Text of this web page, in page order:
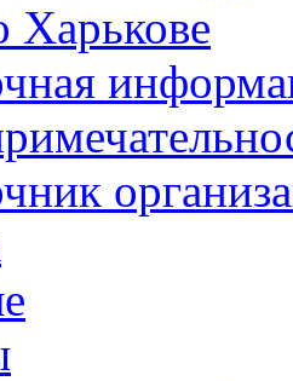
Харькове